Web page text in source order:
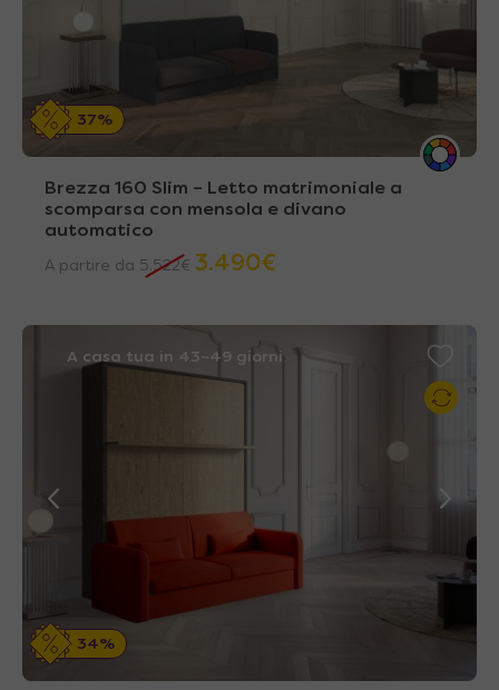
37%
Brezza 160 Slim – Letto matrimoniale a
scomparsa con mensola e divano
automatico
A partire da 5.522€ 3.490€
A casa tua in 43~49 giorni
34%